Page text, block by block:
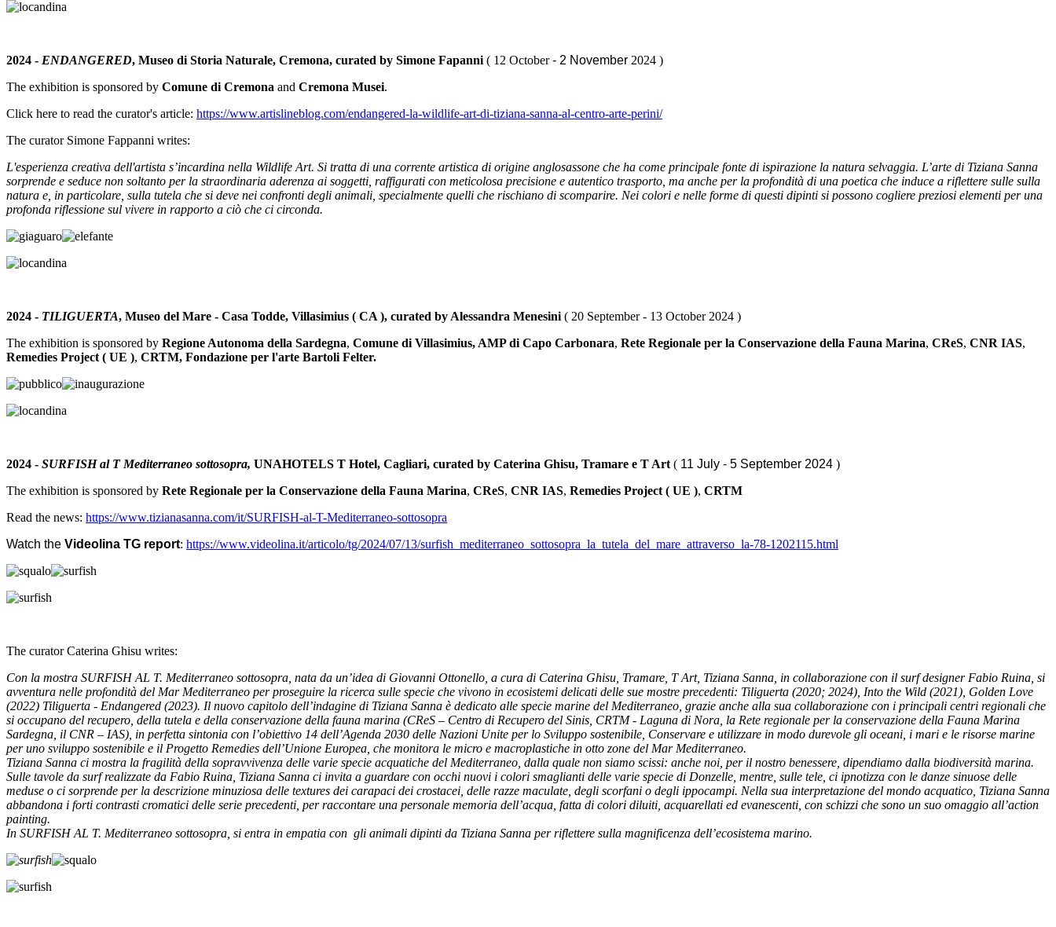
2024 - ENDANGERED, Museo di Storia Naturale, Cremona, curated by Simone Fapanni ( 12 October- 2 November 2024 )
The exhibition is sponsored by Comune di Cremona and Cremona Musei.
Click here to read the curator's article: https://www.artislineblog.com/endangered-la-wildlife-art-di-tiziana-sanna-al-centro-arte-perini/
The curator Simone Fappanni writes:
L'esperienza creativa dell'artista s’incardina nella Wildlife Art. Si tratta di una corrente artistica di origine anglosassone che ha come principale fonte di ispirazione la natura selvaggia. L’arte di Tiziana Sanna
sorprende e seduce non soltanto per la straordinaria aderenza ai soggetti, raffigurati con meticolosa precisione e autentico trasporto, ma anche per la profondità di una poetica che induce a riflettere sulle sulla
natura e, in particolare, sulla tutela che si deve nei confronti degli animali, specialmente quelli che rischiano di scomparire. Nei colori e nelle forme di questi dipinti si possono cogliere preziosi elementi per una
profonda riflessione sul vivere in rapporto a ciò che ci circonda.
2024 - TILIGUERTA, Museo del Mare - Casa Todde, Villasimius ( CA ), curated by Alessandra Menesini ( 20 September - 13 October 2024 )
The exhibition is sponsored by Regione Autonoma della Sardegna, Comune di Villasimius, AMP di Capo Carbonara, Rete Regionale per la Conservazione della Fauna Marina, CReS, CNR IAS,
Remedies Project ( UE ), CRTM, Fondazione per l'arte Bartoli Felter.
2024 - SURFISH al T Mediterraneo sottosopra, UNAHOTELS T Hotel, Cagliari, curated by Caterina Ghisu, Tramare e T Art ( 11 July - 5 September 2024 )
The exhibition is sponsored by Rete Regionale per la Conservazione della Fauna Marina, CReS, CNR IAS, Remedies Project ( UE ), CRTM
Read the news: https://www.tizianasanna.com/it/SURFISH-al-T-Mediterraneo-sottosopra
Watch the Videolina TG report: https://www.videolina.it/articolo/tg/2024/07/13/surfish_mediterraneo_sottosopra_la_tutela_del_mare_attraverso_la-78-1202115.html
The curator Caterina Ghisu writes:
Con la mostra SURFISH AL T. Mediterraneo sottosopra, nata da un’idea di Giovanni Ottonello, a cura di Caterina Ghisu, Tramare, T Art, Tiziana Sanna, in collaborazione con il surf designer Fabio Ruina, si
avventura nelle profondità del Mar Mediterraneo per proseguire la ricerca sulle specie che vivono in ecosistemi delicati delle sue mostre precedenti: Tiliguerta (2020; 2024), Into the Wild (2021), Golden Love
(2022) Tiliguerta - Endangered (2023). Il nuovo capitolo dell’indagine di Tiziana Sanna è dedicato alle specie marine del Mediterraneo, grazie anche alla sua collaborazione con i principali centri regionali che
si occupano del recupero, della tutela e della conservazione della fauna marina (CReS – Centro di Recupero del Sinis, CRTM - Laguna di Nora, la Rete regionale per la conservazione della Fauna Marina
Sardegna, il CNR – IAS), in perfetta sintonia con l’obiettivo 14 dell’Agenda 2030 delle Nazioni Unite per lo Sviluppo sostenibile, Conservare e utilizzare in modo durevole gli oceani, i mari e le risorse marine
per uno sviluppo sostenibile e il Progetto Remedies dell’Unione Europea, che monitora le micro e macroplastiche in otto zone del Mar Mediterraneo.
Tiziana Sanna ci mostra la fragilità della sopravvivenza delle varie specie acquatiche del Mediterraneo, dalla quale non siamo scissi: anche noi, per il nostro benessere, dipendiamo dalla biodiversità marina.
Sulle tavole da surf realizzate da Fabio Ruina, Tiziana Sanna ci invita a guardare con occhi nuovi i colori smaglianti delle varie specie di Donzelle, mentre, sulle tele, ci ipnotizza con le danze sinuose delle
meduse o ci sorprende per la descrizione minuziosa delle textures dei carapaci dei crostacei, delle razze maculate, degli scorfani o degli ippocampi. Nella sua interpretazione del mondo acquatico, Tiziana Sanna
abbandona i forti contrasti cromatici delle serie precedenti, per raccontare una personale memoria dell’acqua, fatta di colori diluiti, acquarellati ed evanescenti, con schizzi che sono un suo omaggio all’action
painting.
In SURFISH AL T. Mediterraneo sottosopra, si entra in empatia con gli animali dipinti da Tiziana Sanna per riflettere sulla magnificenza dell’ecosistema marino.